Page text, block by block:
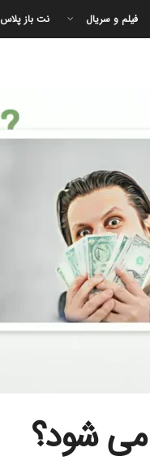
فیلم و سریال نت باز پلاس
می ‌شود؟